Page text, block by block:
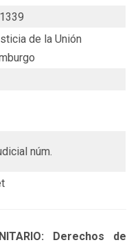
de la Unión
núm.
Derechos de